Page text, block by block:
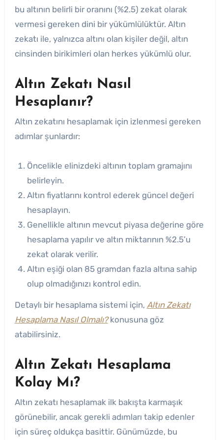
bu altının belirli bir oranını (%2.5) zekat olarak
vermesi gereken dini bir yükümlülüktür. Altın
zekatı ile, yalnızca altını olan kişiler değil, altın
cinsinden birikimleri olan herkes yükümlü olur.
Altın Zekatı Nasıl
Hesaplanır?
Altın zekatını hesaplamak için izlenmesi gereken
adımlar şunlardır:
Öncelikle elinizdeki altının toplam gramajını
belirleyin.
Altın fiyatlarını kontrol ederek güncel değeri
hesaplayın.
Genellikle altının mevcut piyasa değerine göre
hesaplama yapılır ve altın miktarının %2.5’u
zekat olarak verilir.
Altın eşiği olan 85 gramdan fazla altına sahip
olup olmadığınızı kontrol edin.
Detaylı bir hesaplama sistemi için, Altın Zekatı
Hesaplama Nasıl Olmalı?konusuna göz
atabilirsiniz.
Altın Zekatı Hesaplama
Kolay Mı?
Altın zekatı hesaplamak ilk bakışta karmaşık
görünebilir, ancak gerekli adımları takip edenler
için süreç oldukça basittir. Günümüzde, bu